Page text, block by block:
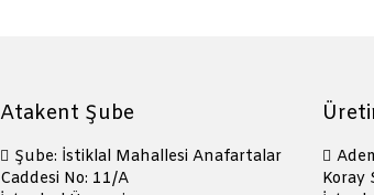
Atakent Şube
Şube: İstiklal Mahallesi Anafartalar
Caddesi No: 11/A
Koray